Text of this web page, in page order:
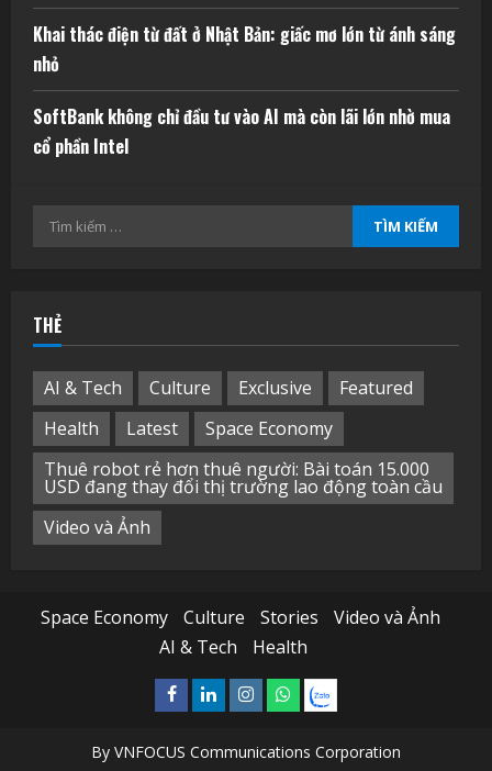
Khai thác điện từ đất ở Nhật Bản: giấc mơ lớn từ ánh sáng
nhỏ
SoftBank không chỉ đầu tư vào AI mà còn lãi lớn nhờ mua
cổ phần Intel
Tìm
THẺ
AI & Tech Culture Exclusive
Featured
Health
Latest
Space Economy
Thuê robot rẻ hơn thuê người: Bài toán 15.000
USD đang thay đổi thị trường lao động toàn cầu
Video và Ảnh
Space Economy Culture Stories
Video và Ảnh
AI & Tech
Health
Facebook
LinkedinInstagram
What’sapp
Zalo